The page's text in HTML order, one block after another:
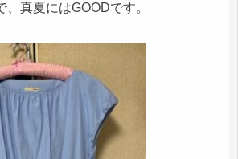
真夏にはGOODです。